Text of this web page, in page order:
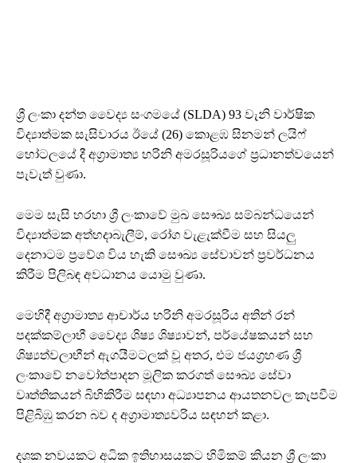
ශ්‍රී ලංකා දන්ත වෛද්‍ය සංගමයේ (SLDA) 93 වැනි වාර්ෂික
විද්‍යාත්මක සැසිවාරය ඊයේ (26) කොළඹ සිනමන් ලයිෆ්
හෝටලයේ දී අග්‍රාමාත්‍ය හරිනි අමරසූරියගේ ප්‍රධානත්වයෙන්
පැවැත් වුණා.
මෙම සැසි හරහා ශ්‍රී ලංකාවේ මුඛ සෞඛ්‍ය සම්බන්ධයෙන්
විද්‍යාත්මක අත්හදාබැලීම්, රෝග වැළැක්වීම සහ සියලු
දෙනාටම ප්‍රවේශ විය හැකි සෞඛ්‍ය සේවාවන් ප්‍රවර්ධනය
කිරීම පිලිබඳ අවධානය යොමු වුණා.
මෙහිදී අග්‍රාමාත්‍ය ආචාර්ය හරිනි අමරසූරිය අතින් රන්
පදක්කම්ලාභී වෛද්‍ය ශිෂ්‍ය ශිෂ්‍යාවන්, පර්යේෂකයන් සහ
ශිෂ්‍යත්වලාභීන් ඇගයීමටලක් වූ අතර, එම ජයග්‍රහණ ශ්‍රී
ලංකාවේ නවෝත්පාදන මූලික කරගත් සෞඛ්‍ය සේවා
වෘත්තිකයන් බිහිකිරීම සඳහා අධ්‍යාපනය ආයතනවල කැපවීම
පිළිබිඹු කරන බව ද අග්‍රාමාත්‍යවරිය සඳහන් කළා.
දශක නවයකට අධික ඉතිහාසයකට හිමිකම් කියන ශ්‍රී ලංකා